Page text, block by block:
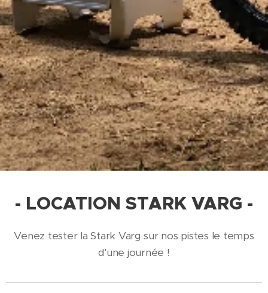
- LOCATION STARK VARG -
Venez tester la Stark Varg sur nos pistes le temps
d'une journée !